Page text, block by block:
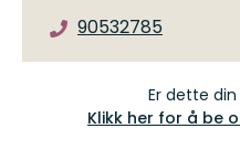
90532785
Er dette
Klikk her for å be